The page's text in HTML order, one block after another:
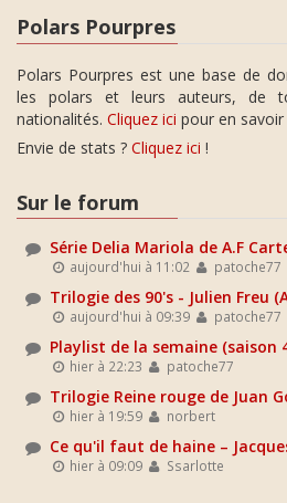
Polars Pourpres
Polars Pourpres est une base de
les polars et leurs auteurs, de
nationalités. Cliquez ici pour en savoir
Envie de stats ? Cliquez ici !
Sur le forum
Série Delia Mariola de A.F
aujourd'hui à 11:02 patoche77
Trilogie des 90's - Julien Freu
aujourd'hui à 09:39 patoche77
Playlist de la semaine (saison
hier à 22:23 patoche77
Trilogie Reine rouge de Juan
hier à 19:59 norbert
Ce qu'il faut de haine –
hier à 09:09 Ssarlotte